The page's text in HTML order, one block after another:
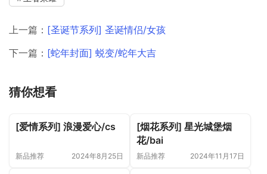
上一篇： [圣诞节系列] 圣诞情侣/女孩
下一篇： [蛇年封面] 蜕变/蛇年大吉
猜你想看
[爱情系列] 浪漫爱心/cs
新品推荐 2024年8月25日
[烟花系列] 星光城堡烟
花/bai
新品推荐 2024年11月17日